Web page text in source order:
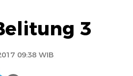
3
09:38 WIB